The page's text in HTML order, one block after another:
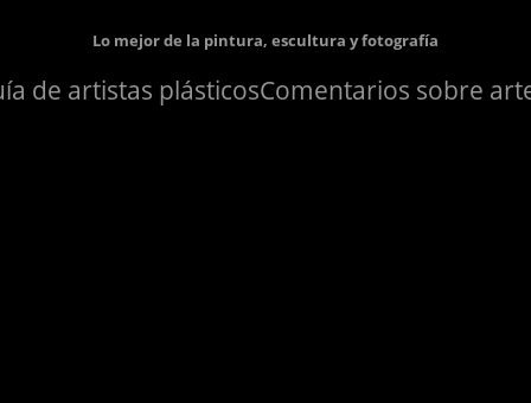
Lo mejor de la pintura, escultura y fotografía
de artistas plásticosComentarios sobre